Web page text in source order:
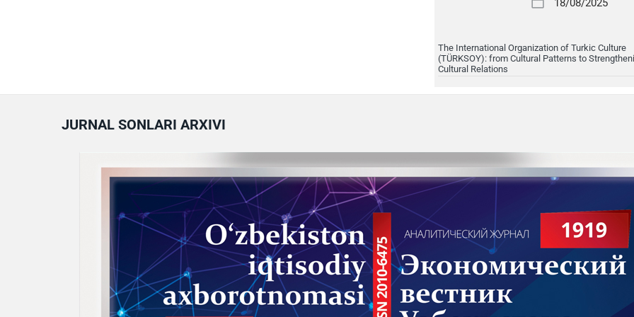
18/08/2025
The International Organization of Turkic Culture
(TÜRKSOY): from Cultural Patterns to
Cultural Relations
JURNAL SONLARI ARXIVI